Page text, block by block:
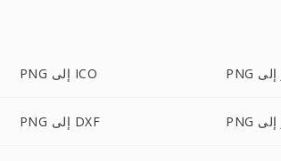
PNG إلى ICO
PNG إلى DXF